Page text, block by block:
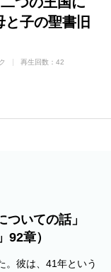
子の聖書旧
再生回数：42
いての話」
92章）
彼は、41年という